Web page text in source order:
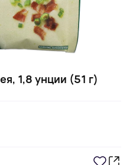
1,8 унции (51 г)